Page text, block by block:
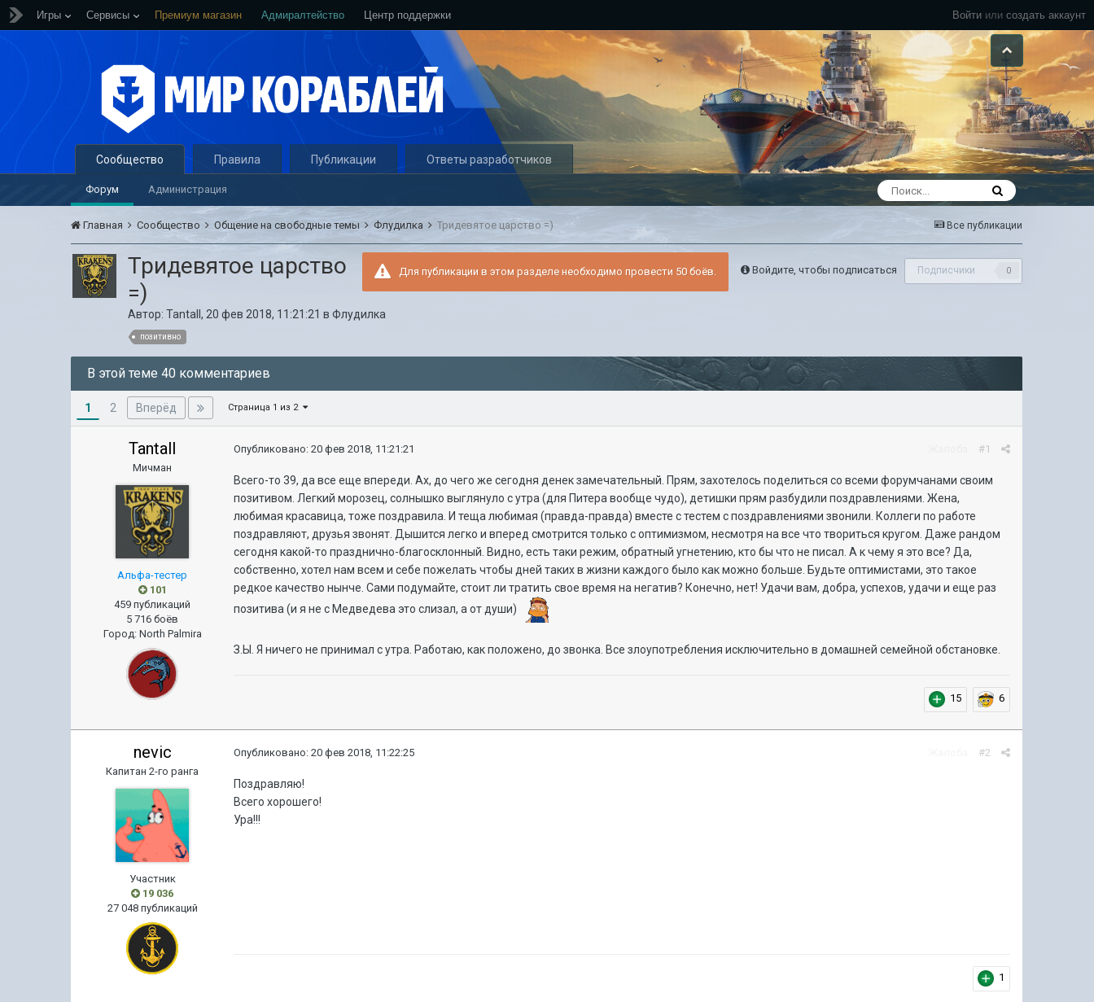
Войти или создать аккаунт
Игры Сервисы Премиум магазин Адмиралтейство Центр поддержки
Сообщество
Форум Администрация
Правила Публикации Ответы разработчиков
Все публикации
Главная Сообщество Общение на свободные темы Флудилка Тридевятое царство =)
Войдите, чтобы подписаться Подписчики 0
Для публикации в этом разделе необходимо провести 50 боёв.
Тридевятое царство
=)
Автор:Tantall, 20 фев 2018, 11:21:21 вФлудилка
позитивно
В этой теме 40 комментариев
1 2 Вперёд Страница 1 из 2
Tantall
Мичман
Альфа-тестер
101
459 публикаций
5 716 боёв
Город: North Palmira
#1
Опубликовано:20 фев 2018, 11:21:21
Всего-то 39, да все еще впереди. Ах, до чего же сегодня денек замечательный. Прям, захотелось поделиться со всеми форумчанами своим
позитивом. Легкий морозец, солнышко выглянуло с утра (для Питера вообще чудо), детишки прям разбудили поздравлениями. Жена,
любимая красавица, тоже поздравила. И теща любимая (правда-правда) вместе с тестем с поздравлениями звонили. Коллеги по работе
поздравляют, друзья звонят. Дышится легко и вперед смотрится только с оптимизмом, несмотря на все что твориться кругом. Даже рандом
сегодня какой-то празднично-благосклонный. Видно, есть таки режим, обратный угнетению, кто бы что не писал. А к чему я это все? Да,
собственно, хотел нам всем и себе пожелать чтобы дней таких в жизни каждого было как можно больше. Будьте оптимистами, это такое
редкое качество нынче. Сами подумайте, стоит ли тратить свое время на негатив? Конечно, нет! Удачи вам, добра, успехов, удачи и еще раз
позитива (и я не с Медведева это слизал, а от души)
З.Ы. Я ничего не принимал с утра. Работаю, как положено, до звонка. Все злоупотребления исключительно в домашней семейной обстановке.
15 6
nevic
Капитан 2-го ранга
Участник
19 036
27 048 публикаций
#2
Опубликовано:20 фев 2018, 11:22:25
Поздравляю!
Всего хорошего!
Ура!!!
1